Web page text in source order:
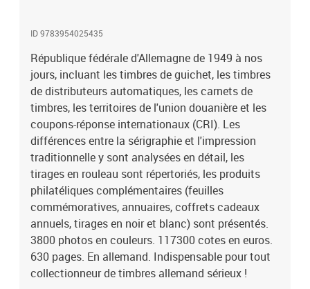
ID 9783954025435
République fédérale d'Allemagne de 1949 à nos
jours, incluant les timbres de guichet, les timbres
de distributeurs automatiques, les carnets de
timbres, les territoires de l'union douanière et les
coupons-réponse internationaux (CRI). Les
différences entre la sérigraphie et l'impression
traditionnelle y sont analysées en détail, les
tirages en rouleau sont répertoriés, les produits
philatéliques complémentaires (feuilles
commémoratives, annuaires, coffrets cadeaux
annuels, tirages en noir et blanc) sont présentés.
3800 photos en couleurs. 117300 cotes en euros.
630 pages. En allemand. Indispensable pour tout
collectionneur de timbres allemand sérieux !